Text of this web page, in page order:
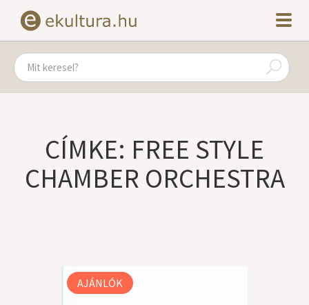
CÍMKE: FREE STYLE
CHAMBER ORCHESTRA
AJÁNLÓK